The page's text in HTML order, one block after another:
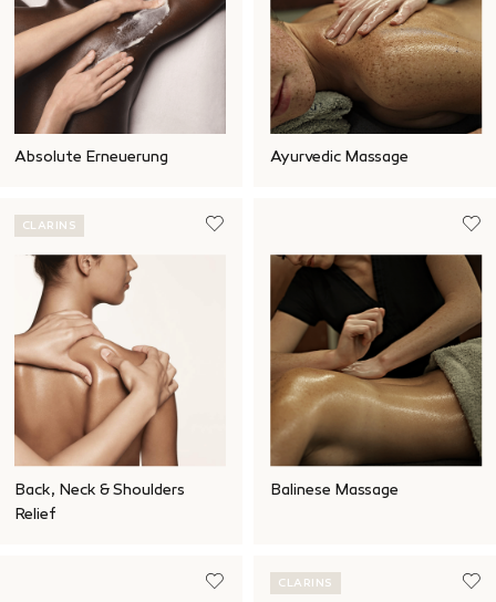
Absolute Erneuerung Ayurvedic Massage
CLARINS
Back, Neck & Shoulders
Relief
Balinese Massage
CLARINS